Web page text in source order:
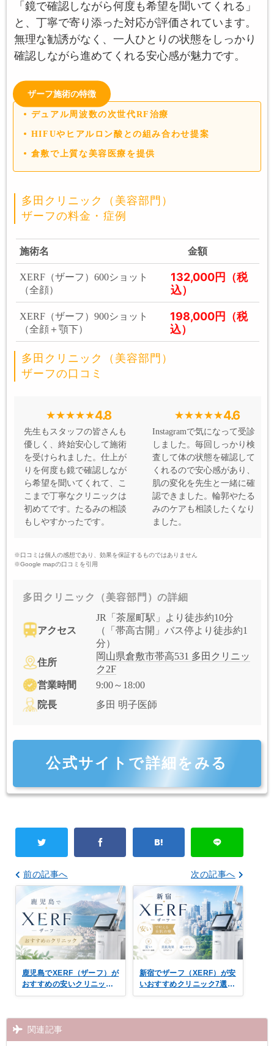
「鏡で確認しながら何度も希望を聞いてくれる」
と、丁寧で寄り添った対応が評価されています。
無理な勧誘がなく、一人ひとりの状態をしっかり
確認しながら進めてくれる安心感が魅力です。
ザーフ施術の特徴
デュアル周波数の次世代RF治療
HIFUやヒアルロン酸との組み合わせ提案
倉敷で上質な美容医療を提供
多田クリニック（美容部門）
ザーフの料金・症例
施術名 金額
XERF（ザーフ）600ショット
（全顔）
132,000円（税
込）
XERF（ザーフ）900ショット
（全顔＋顎下）
198,000円（税
込）
多田クリニック（美容部門）
ザーフの口コミ
4.8
先生もスタッフの皆さんも
優しく、終始安心して施術
を受けられました。仕上が
りを何度も鏡で確認しなが
ら希望を聞いてくれて、こ
こまで丁寧なクリニックは
初めてです。たるみの相談
もしやすかったです。
4.6
Instagramで気になって受診
しました。毎回しっかり検
査して体の状態を確認して
くれるので安心感があり、
肌の変化を先生と一緒に確
認できました。輪郭やたる
みのケアも相談したくなり
ました。
※口コミは個人の感想であり、効果を保証するものではありません
※Google mapの口コミを引用
多田クリニック（美容部門）の詳細
アクセス
JR「茶屋町駅」より徒歩約10分
（「帯高古開」バス停より徒歩約1
分）
住所
岡山県倉敷市帯高531 多田クリニッ
ク2F
営業時間
9:00～18:00
院長
多田 明子医師
公式サイトで詳細をみる
前の記事へ
鹿児島でXERF（ザーフ）が
おすすめの安いクリニック3
選｜新しい高周波たるみ治
次の記事へ
新宿でザーフ（XERF）が安
いおすすめクリニック7選！
フェイスの引き締めに
関連記事